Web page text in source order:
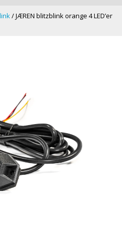
traktorer
værkstedslys
relæer til traktor
traktorer
værkstedslys
relæer til traktor og
/ JÆREN blitzblink orange 4 LED’er